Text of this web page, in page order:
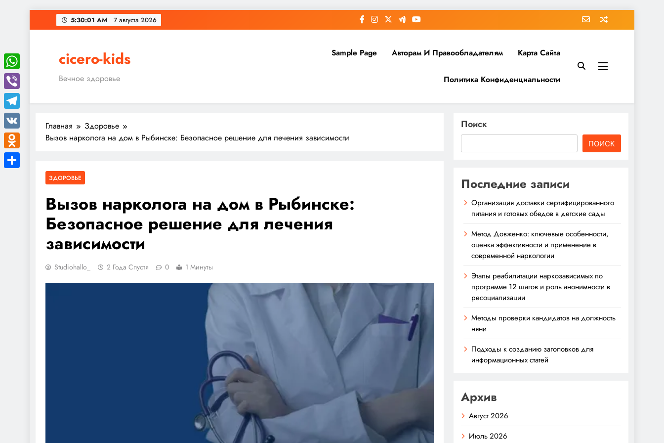
Перейти
к
5:30:02 AM 7 августа 2026
cicero-kids
Вечное здоровье
Sample Page Авторам И Правообладателям Карта Сайта
Политика Конфиденциальности
Главная
Здоровье
Вызов нарколога на дом в Рыбинске: Безопасное решение для лечения зависимости
ЗДОРОВЬЕ
Вызов нарколога на дом в Рыбинске:
Безопасное решение для лечения
зависимости
Studiohallo_ 2 Года Спустя 0 1 Минуты
Поиск
ПОИСК
Последние записи
Организация доставки сертифицированного
питания и готовых обедов в детские сады
Метод Довженко: ключевые особенности,
оценка эффективности и применение в
современной наркологии
Этапы реабилитации наркозависимых по
программе 12 шагов и роль анонимности в
ресоциализации
Методы проверки кандидатов на должность
няни
Подходы к созданию заголовков для
информационных статей
Архив
Август 2026
Июль 2026
WhatsApp
Viber
Telegram
VK
Odnoklassniki